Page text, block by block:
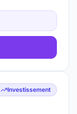
Investissement